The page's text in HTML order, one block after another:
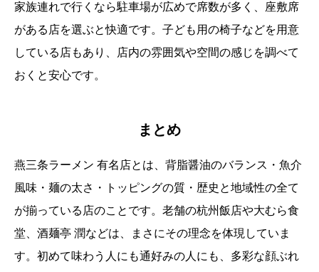
家族連れで行くなら駐車場が広めで席数が多く、座敷席
がある店を選ぶと快適です。子ども用の椅子などを用意
している店もあり、店内の雰囲気や空間の感じを調べて
おくと安心です。
まとめ
燕三条ラーメン 有名店とは、背脂醤油のバランス・魚介
風味・麺の太さ・トッピングの質・歴史と地域性の全て
が揃っている店のことです。老舗の杭州飯店や大むら食
堂、酒麺亭 潤などは、まさにその理念を体現していま
す。初めて味わう人にも通好みの人にも、多彩な顔ぶれ